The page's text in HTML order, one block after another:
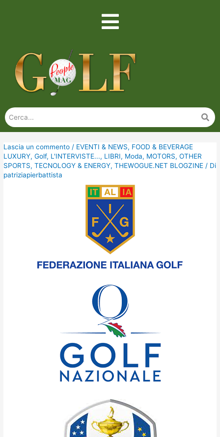
Lascia un commento / EVENTI & NEWS, FOOD & BEVERAGE
LUXURY,Golf, L'INTERVISTE..., LIBRI, Moda, MOTORS,OTHER
SPORTS,TECNOLOGY & ENERGY,THEWOGUE.NET BLOGZINE / Di
patriziapierbattista